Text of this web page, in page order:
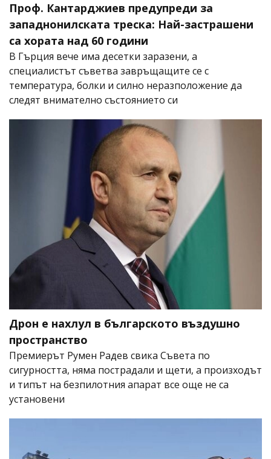
Проф. Кантарджиев предупреди за
западнонилската треска: Най-застрашени
са хората над 60 години
В Гърция вече има десетки заразени, а
специалистът съветва завръщащите се с
температура, болки и силно неразположение да
следят внимателно състоянието си
Дрон е нахлул в българското въздушно
пространство
Премиерът Румен Радев свика Съвета по
сигурността, няма пострадали и щети, а произходът
и типът на безпилотния апарат все още не са
установени